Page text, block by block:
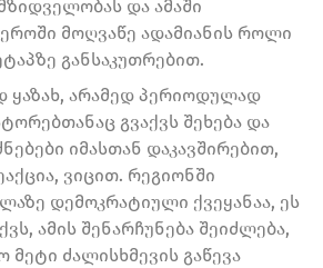
და ამაში
მოღვაწე ადამიანის როლი
განსაკუთრებით.
ყაზახ, არამედ პერიოდულად
გვაქვს შეხება და
იმასთან დაკავშირებით,
ვიცით. რეგიონში
დემოკრატიული ქვეყანაა, ეს
ამის შენარჩუნება შეიძლება,
ძალისხმევის გაწევა